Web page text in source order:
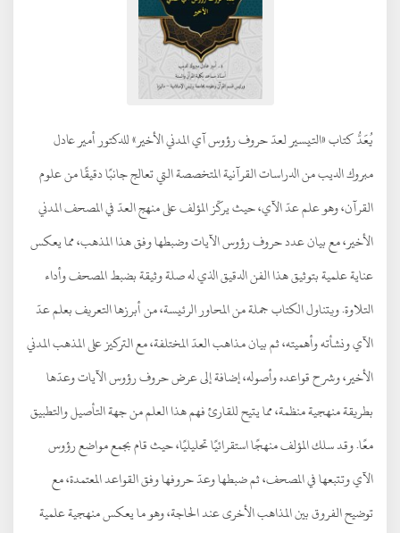
يُعَدُّ كتاب «التيسير لعدّ حروف رؤوس آي المدني الأخير» للدكتور أمير عادل
مبروك الديب من الدراسات القرآنية المتخصصة التي تعالج جانبًا دقيقًا من علوم
القرآن، وهو علم عدّ الآي، حيث يركّز المؤلف على منهج العدّ في المصحف المدني
الأخير، مع بيان عدد حروف رؤوس الآيات وضبطها وفق هذا المذهب، مما يعكس
عناية علمية بتوثيق هذا الفن الدقيق الذي له صلة وثيقة بضبط المصحف وأداء
التلاوة. ويتناول الكتاب جملة من المحاور الرئيسة، من أبرزها التعريف بعلم عدّ
الآي ونشأته وأهميته، ثم بيان مذاهب العدّ المختلفة، مع التركيز على المذهب المدني
الأخير، وشرح قواعده وأصوله، إضافة إلى عرض حروف رؤوس الآيات وعدّها
بطريقة منهجية منظمة، مما يتيح للقارئ فهم هذا العلم من جهة التأصيل والتطبيق
معًا. وقد سلك المؤلف منهجًا استقرائيًا تحليليًا، حيث قام بجمع مواضع رؤوس
الآي وتتبعها في المصحف، ثم ضبطها وعدّ حروفها وفق القواعد المعتمدة، مع
توضيح الفروق بين المذاهب الأخرى عند الحاجة، وهو ما يعكس منهجية علمية